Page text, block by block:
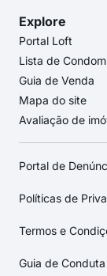
Explore
Portal Loft
Lista de
Guia de Venda
Mapa do site
Avaliação de
Portal de
Políticas de
Termos e
Guia de